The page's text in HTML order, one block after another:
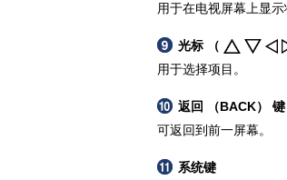
用于在电视屏幕上显示
光标 （
用于选择项目。
返回 （BACK） 键
可返回到前一屏幕。
系统键